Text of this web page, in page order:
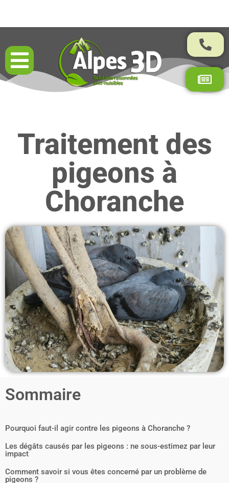
Résultats garantis par contrat
Traitement des
pigeons à
Choranche
Sommaire
Pourquoi faut-il agir contre les pigeons à Choranche ?
Les dégâts causés par les pigeons : ne sous-estimez par leur
impact
Comment savoir si vous êtes concerné par un problème de
pigeons ?